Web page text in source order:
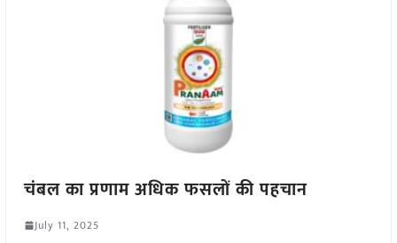
चंबल का प्रणाम अधिक फसलों की पहचान
July 11, 2025